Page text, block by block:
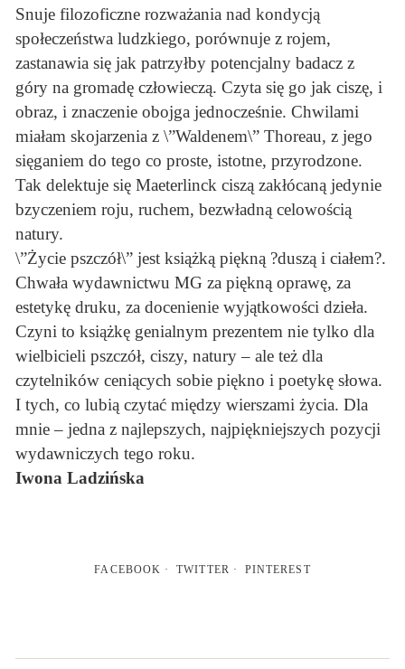
Snuje filozoficzne rozważania nad kondycją
społeczeństwa ludzkiego, porównuje z rojem,
zastanawia się jak patrzyłby potencjalny badacz z
góry na gromadę człowieczą. Czyta się go jak ciszę, i
obraz, i znaczenie obojga jednocześnie. Chwilami
miałam skojarzenia z \”Waldenem\” Thoreau, z jego
sięganiem do tego co proste, istotne, przyrodzone.
Tak delektuje się Maeterlinck ciszą zakłócaną jedynie
bzyczeniem roju, ruchem, bezwładną celowością
natury.
\”Życie pszczół\” jest książką piękną ?duszą i ciałem?.
Chwała wydawnictwu MG za piękną oprawę, za
estetykę druku, za docenienie wyjątkowości dzieła.
Czyni to książkę genialnym prezentem nie tylko dla
wielbicieli pszczół, ciszy, natury – ale też dla
czytelników ceniących sobie piękno i poetykę słowa.
I tych, co lubią czytać między wierszami życia. Dla
mnie – jedna z najlepszych, najpiękniejszych pozycji
wydawniczych tego roku.
Iwona Ladzińska
FACEBOOK TWITTER PINTEREST